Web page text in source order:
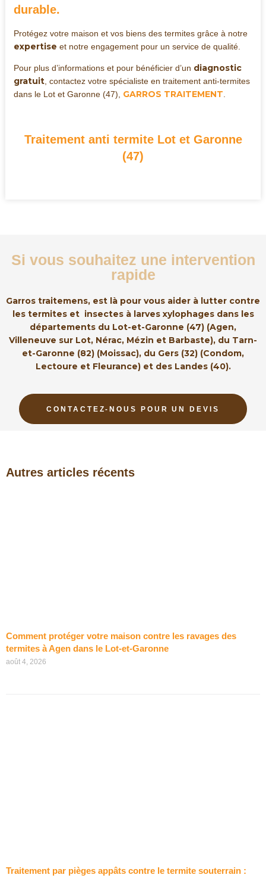
durable.
Protégez votre maison et vos biens des termites grâce à notre
expertise et notre engagement pour un service de qualité.
Pour plus d’informations et pour bénéficier d’un diagnostic
gratuit , contactez votre spécialiste en traitement anti-termites
dans le Lot et Garonne (47), GARROS TRAITEMENT
Traitement anti termite Lot et Garonne
(47)
Si vous souhaitez une intervention
rapide
Garros traitemens, est là pour vous aider à lutter contre
les termites et insectes à larves xylophages dans les
départements du Lot-et-Garonne (47) (Agen,
Villeneuve sur Lot, Nérac, Mézin et Barbaste), du Tarn-
et-Garonne (82) (Moissac), du Gers (32) (Condom,
Lectoure et Fleurance) et des Landes (40).
CONTACTEZ-NOUS POUR UN DEVIS
Autres articles récents
Comment protéger votre maison contre les ravages des
termites à Agen dans le Lot-et-Garonne
août 4, 2026
Traitement par pièges appâts contre le termite souterrain :